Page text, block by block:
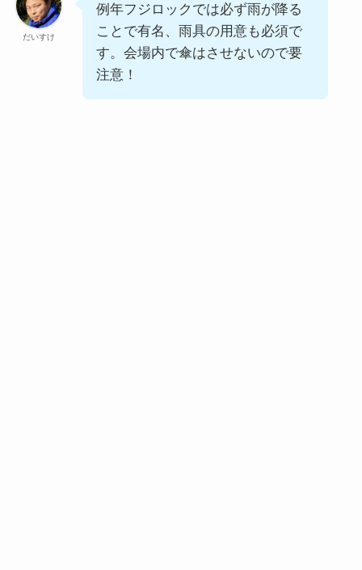
だいすけ
例年フジロックでは必ず雨が降る
ことで有名、雨具の用意も必須で
す。会場内で傘はさせないので要
注意！